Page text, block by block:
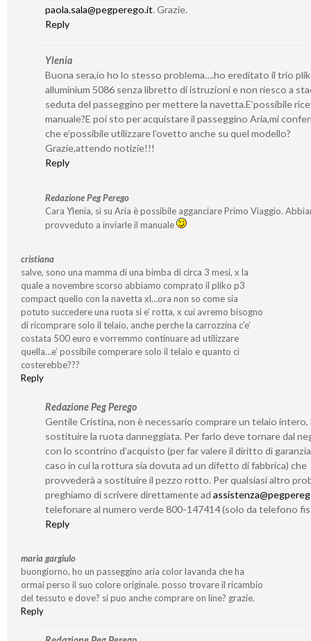
paola.sala@pegperego.it. Grazie.
Reply
Ylenia
Buona sera,io ho lo stesso problema….ho ereditato il trio
alluminium 5086 senza libretto di istruzioni e non riesco a
seduta del passeggino per mettere la navetta.E’possibile
manuale?E poi sto per acquistare il passeggino Aria,mi
che e’possibile utilizzare l’ovetto anche su quel modello?
Grazie,attendo notizie!!!
Reply
Redazione Peg Perego
Cara Ylenia, sì su Aria è possibile agganciare Primo Viaggio.
provveduto a inviarle il manuale
cristiana
salve, sono una mamma di una bimba di circa 3 mesi, x la
quale a novembre scorso abbiamo comprato il pliko p3
compact quello con la navetta xl…ora non so come sia
potuto succedere una ruota si e’ rotta, x cui avremo bisogno
di ricomprare solo il telaio, anche perche la carrozzina c’e’
costata 500 euro e vorremmo continuare ad utilizzare
quella…e’ possibile comperare solo il telaio e quanto ci
costerebbe???
Reply
Redazione Peg Perego
Gentile Cristina, non è necessario comprare un telaio intero,
sostituire la ruota danneggiata. Per farlo deve tornare dal
con lo scontrino d’acquisto (per far valere il diritto di
caso in cui la rottura sia dovuta ad un difetto di fabbrica) che
provvederà a sostituire il pezzo rotto. Per qualsiasi altro
preghiamo di scrivere direttamente ad
telefonare al numero verde 800-147414 (solo da telefono
Reply
maria gargiulo
buongiorno, ho un passeggino aria color lavanda che ha
ormai perso il suo colore originale. posso trovare il ricambio
del tessuto e dove? si puo anche comprare on line? grazie.
Reply